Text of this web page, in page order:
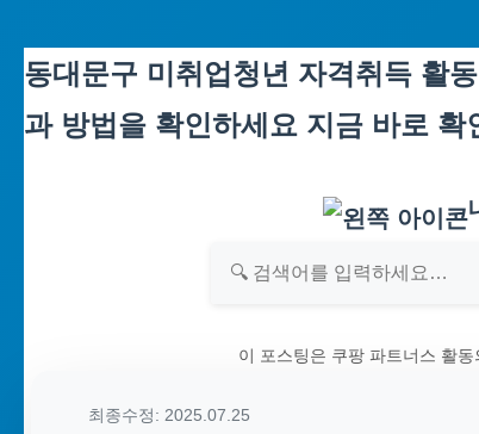
Skip
content
동대문구 미취업청년 자격취득 활
과 방법을 확인하세요 지금 바로 확
이 포스팅은 쿠팡 파트너스 활
최종수정: 2025.07.25